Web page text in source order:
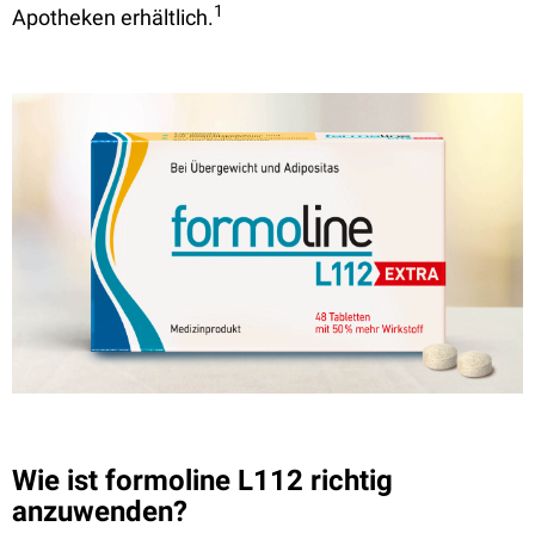
Apotheken erhältlich.1
Wie ist formoline L112 richtig
anzuwenden?